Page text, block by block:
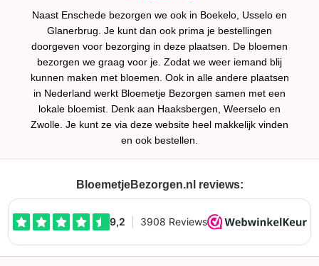
Naast Enschede bezorgen we ook in Boekelo, Usselo en
Glanerbrug. Je kunt dan ook prima je bestellingen
doorgeven voor bezorging in deze plaatsen. De bloemen
bezorgen we graag voor je. Zodat we weer iemand blij
kunnen maken met bloemen. Ook in alle andere plaatsen
in Nederland werkt Bloemetje Bezorgen samen met een
lokale bloemist. Denk aan Haaksbergen, Weerselo en
Zwolle. Je kunt ze via deze website heel makkelijk vinden
en ook bestellen.
BloemetjeBezorgen.nl reviews: